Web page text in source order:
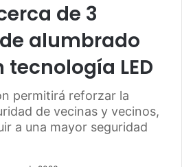
de 3
alumbrado
LED
permitirá reforzar la
de vecinas y vecinos,
a una mayor seguridad
b
o
o
k
u
b
e